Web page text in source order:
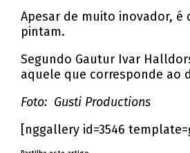
Apesar de muito inovador, é
pintam.
Segundo Gautur Ivar
aquele que corresponde ao
Foto: Gusti Productions
[nggallery id=3546